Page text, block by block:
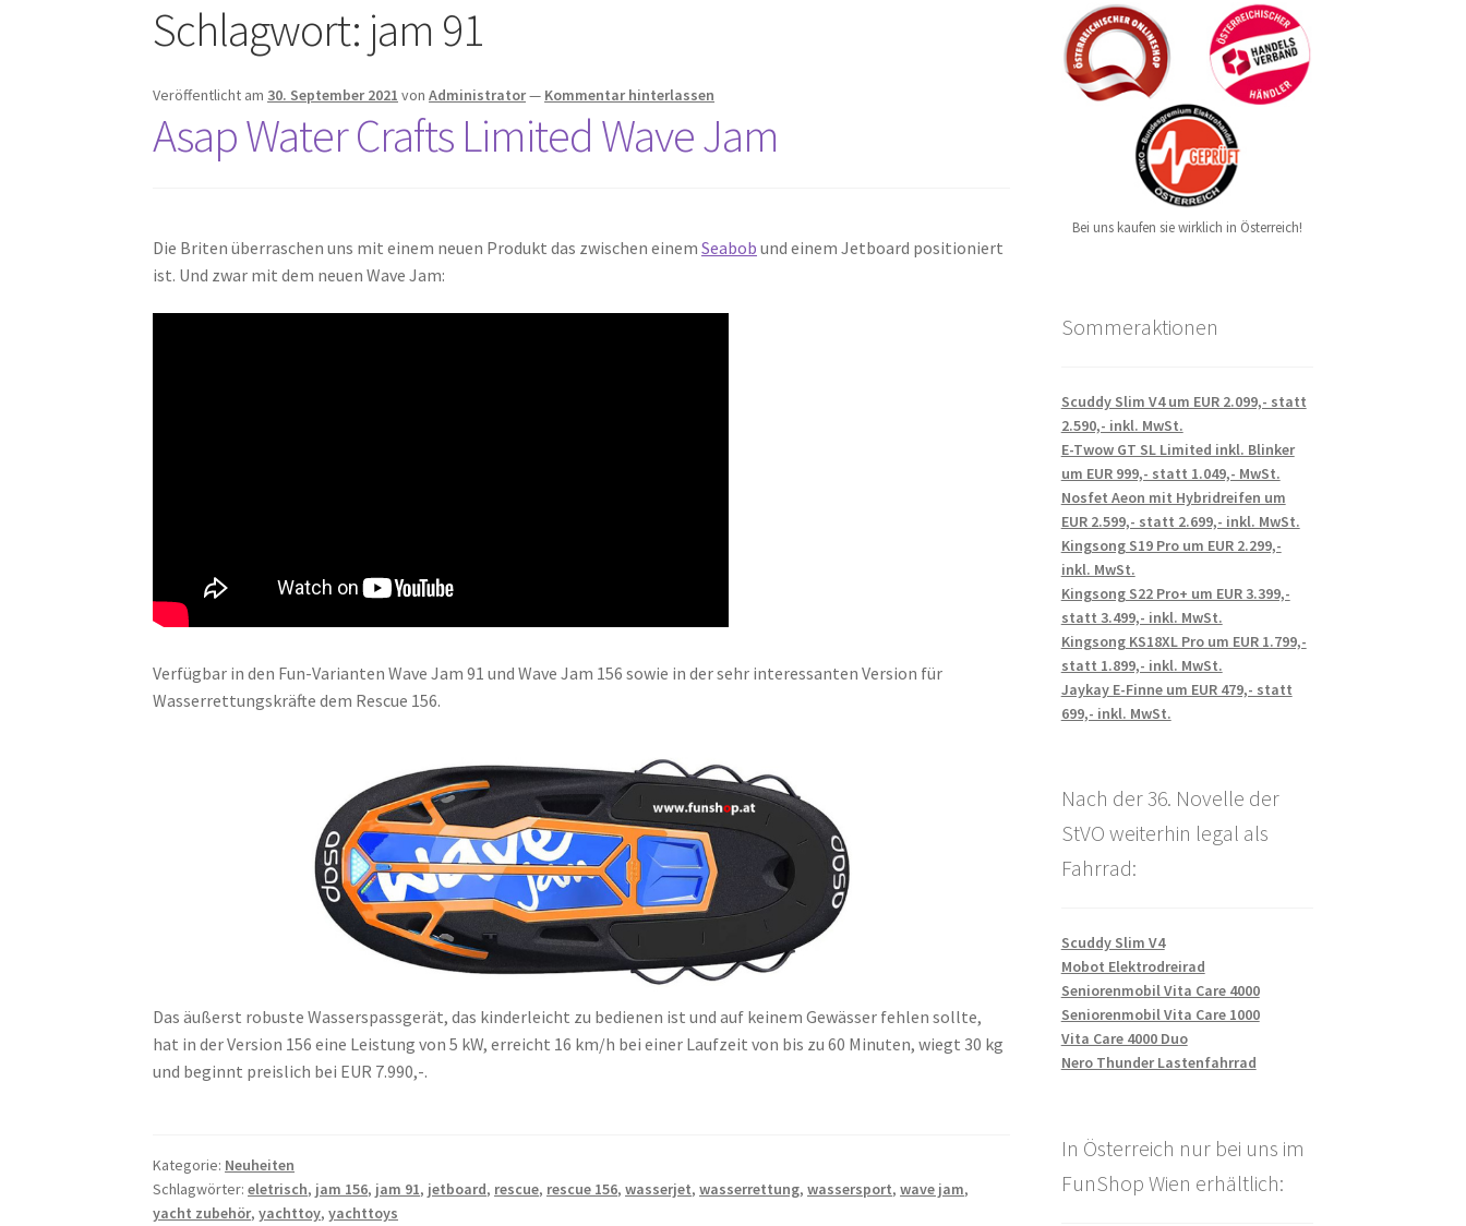
Schlagwort: jam 91
Veröffentlicht am 30. September 2021 vonAdministrator— Kommentar hinterlassen
Asap Water Crafts Limited Wave Jam
Die Briten überraschen uns mit einem neuen Produkt das zwischen einemSeabob und einem Jetboard positioniert
ist. Und zwar mit dem neuen Wave Jam:
Verfügbar in den Fun-Varianten Wave Jam 91 und Wave Jam 156 sowie in der sehr interessanten Version für
Wasserrettungskräfte dem Rescue 156.
Das äußerst robuste Wasserspassgerät, das kinderleicht zu bedienen ist und auf keinem Gewässer fehlen sollte,
hat in der Version 156 eine Leistung von 5 kW, erreicht 16 km/h bei einer Laufzeit von bis zu 60 Minuten, wiegt 30 kg
und beginnt preislich bei EUR 7.990,-.
Kategorie: Neuheiten
Schlagwörter:eletrisch, jam 156, jam 91, jetboard, rescue, rescue 156,wasserjet,wasserrettung,wassersport,wave jam,
yacht zubehör,yachttoy,yachttoys
Bei uns kaufen sie wirklich in Österreich!
Sommeraktionen
Scuddy Slim V4 um EUR 2.099,- statt
2.590,- inkl. MwSt.
E-Twow GT SL Limited inkl. Blinker
um EUR 999,- statt 1.049,- MwSt.
Nosfet Aeon mit Hybridreifen um
EUR 2.599,- statt 2.699,- inkl. MwSt.
Kingsong S19 Pro um EUR 2.299,-
inkl. MwSt.
Kingsong S22 Pro+ um EUR 3.399,-
statt 3.499,- inkl. MwSt.
Kingsong KS18XL Pro um EUR 1.799,-
statt 1.899,- inkl. MwSt.
Jaykay E-Finne um EUR 479,- statt
699,- inkl. MwSt.
Nach der 36. Novelle der
StVO weiterhin legal als
Fahrrad:
Scuddy Slim V4
Mobot Elektrodreirad
Seniorenmobil Vita Care 4000
Seniorenmobil Vita Care 1000
Vita Care 4000 Duo
Nero Thunder Lastenfahrrad
In Österreich nur bei uns im
FunShop Wien erhältlich: